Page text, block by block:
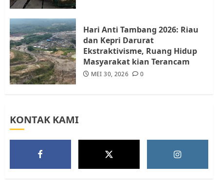
5
Hari Anti Tambang 2026: Riau
dan Kepri Darurat
Ekstraktivisme, Ruang Hidup
Masyarakat kian Terancam
MEI 30, 2026 0
KONTAK KAMI